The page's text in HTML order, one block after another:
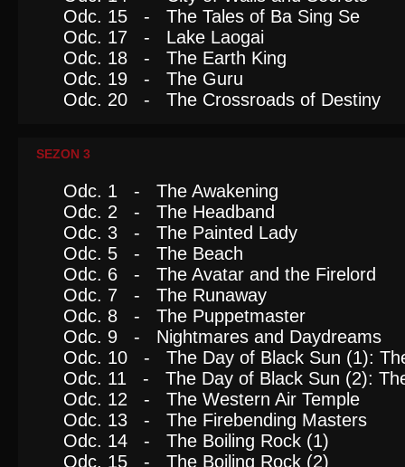
Odc. 15 - The Tales of Ba Sing Se
Odc. 17 - Lake Laogai
Odc. 18 - The Earth King
Odc. 19 - The Guru
Odc. 20 - The Crossroads of Destiny
SEZON 3
Odc. 1 - The Awakening
Odc. 2 - The Headband
Odc. 3 - The Painted Lady
Odc. 5 - The Beach
Odc. 6 - The Avatar and the Firelord
Odc. 7 - The Runaway
Odc. 8 - The Puppetmaster
Odc. 9 - Nightmares and Daydreams
Odc. 10 - The Day of Black Sun (1):
Odc. 11 - The Day of Black Sun (2):
Odc. 12 - The Western Air Temple
Odc. 13 - The Firebending Masters
Odc. 14 - The Boiling Rock (1)
Odc. 15 - The Boiling Rock (2)